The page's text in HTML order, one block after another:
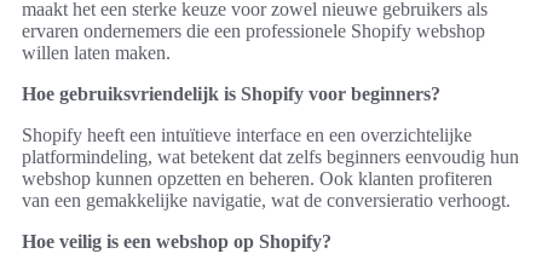
maakt het een sterke keuze voor zowel nieuwe gebruikers als
ervaren ondernemers die een professionele Shopify webshop
willen laten maken.
Hoe gebruiksvriendelijk is Shopify voor beginners?
Shopify heeft een intuïtieve interface en een overzichtelijke
platformindeling, wat betekent dat zelfs beginners eenvoudig hun
webshop kunnen opzetten en beheren. Ook klanten profiteren
van een gemakkelijke navigatie, wat de conversieratio verhoogt.
Hoe veilig is een webshop op Shopify?